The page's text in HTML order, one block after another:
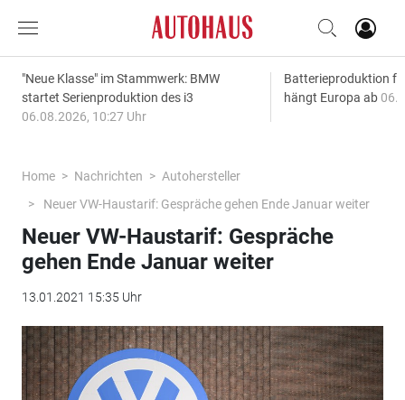
"Neue Klasse" im Stammwerk: BMW
startet Serienproduktion des i3
06.08.2026, 10:27 Uhr
Batterieproduktion
hängt Europa ab
Home Nachrichten
Autohersteller
Neuer VW-Haustarif: Gespräche gehen Ende Januar weiter
Neuer VW-Haustarif: Gespräche
gehen Ende Januar weiter
13.01.2021 15:35 Uhr